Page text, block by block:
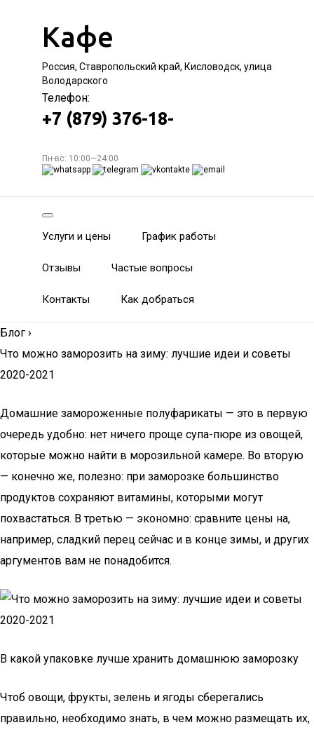
Кафе
Россия, Ставропольский край, Кисловодск, улица
Володарского
Телефон:
+7 (879) 376-18-
Пн-вс: 10:00—24:00
Услуги и цены График работы
Отзывы Частые вопросы
Контакты Как добраться
Блог ›
Что можно заморозить на зиму: лучшие идеи и советы
2020-2021
Домашние замороженные полуфарикаты — это в первую
очередь удобно: нет ничего проще супа-пюре из овощей,
которые можно найти в морозильной камере. Во вторую
— конечно же, полезно: при заморозке большинство
продуктов сохраняют витамины, которыми могут
похвастаться. В третью — экономно: сравните цены на,
например, сладкий перец сейчас и в конце зимы, и других
аргументов вам не понадобится.
В какой упаковке лучше хранить домашнюю заморозку
Чтоб овощи, фрукты, зелень и ягоды сберегались
правильно, необходимо знать, в чем можно размещать их,